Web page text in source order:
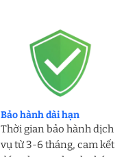
Bảo hành dài hạn
Thời gian bảo hành dịch
vụ từ 3-6 tháng, cam kết